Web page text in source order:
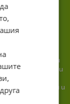
поддържаме и
Като магазин и
на едно място
бърза реакция и
на твоята